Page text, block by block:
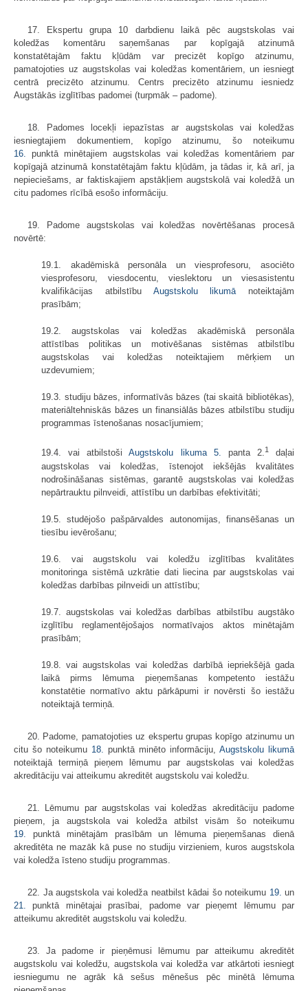
17. Ekspertu grupa 10 darbdienu laikā pēc augstskolas vai
koledžas komentāru saņemšanas par kopīgajā atzinumā
konstatētajām faktu kļūdām var precizēt kopīgo atzinumu,
pamatojoties uz augstskolas vai koledžas komentāriem, un iesniegt
centrā precizēto atzinumu. Centrs precizēto atzinumu iesniedz
Augstākās izglītības padomei (turpmāk – padome).
18. Padomes locekļi iepazīstas ar augstskolas vai koledžas
iesniegtajiem dokumentiem, kopīgo atzinumu, šo noteikumu
16. punktā minētajiem augstskolas vai koledžas komentāriem par
kopīgajā atzinumā konstatētajām faktu kļūdām, ja tādas ir, kā arī, ja
nepieciešams, ar faktiskajiem apstākļiem augstskolā vai koledžā un
citu padomes rīcībā esošo informāciju.
19. Padome augstskolas vai koledžas novērtēšanas procesā
novērtē:
19.1. akadēmiskā personāla un viesprofesoru, asociēto
viesprofesoru, viesdocentu, vieslektoru un viesasistentu
kvalifikācijas atbilstību Augstskolu likumānoteiktajām
prasībām;
19.2. augstskolas vai koledžas akadēmiskā personāla
attīstības politikas un motivēšanas sistēmas atbilstību
augstskolas vai koledžas noteiktajiem mērķiem un
uzdevumiem;
19.3. studiju bāzes, informatīvās bāzes (tai skaitā bibliotēkas),
materiāltehniskās bāzes un finansiālās bāzes atbilstību studiju
programmas īstenošanas nosacījumiem;
19.4. vai atbilstošiAugstskolu likuma 5. panta 2.1 daļai
augstskolas vai koledžas, īstenojot iekšējās kvalitātes
nodrošināšanas sistēmas, garantē augstskolas vai koledžas
nepārtrauktu pilnveidi, attīstību un darbības efektivitāti;
19.5. studējošo pašpārvaldes autonomijas, finansēšanas un
tiesību ievērošanu;
19.6. vai augstskolu vai koledžu izglītības kvalitātes
monitoringa sistēmā uzkrātie dati liecina par augstskolas vai
koledžas darbības pilnveidi un attīstību;
19.7. augstskolas vai koledžas darbības atbilstību augstāko
izglītību reglamentējošajos normatīvajos aktos minētajām
prasībām;
19.8. vai augstskolas vai koledžas darbībā iepriekšējā gada
laikā pirms lēmuma pieņemšanas kompetento iestāžu
konstatētie normatīvo aktu pārkāpumi ir novērsti šo iestāžu
noteiktajā termiņā.
20. Padome, pamatojoties uz ekspertu grupas kopīgo atzinumu un
citu šo noteikumu 18. punktā minēto informāciju, Augstskolu likumā
noteiktajā termiņā pieņem lēmumu par augstskolas vai koledžas
akreditāciju vai atteikumu akreditēt augstskolu vai koledžu.
21. Lēmumu par augstskolas vai koledžas akreditāciju padome
pieņem, ja augstskola vai koledža atbilst visām šo noteikumu
19.
punktā minētajām prasībām un lēmuma pieņemšanas dienā
akreditēta ne mazāk kā puse no studiju virzieniem, kuros augstskola
vai koledža īsteno studiju programmas.
22. Ja augstskola vai koledža neatbilst kādai šo noteikumu 19. un
21.
punktā minētajai prasībai, padome var pieņemt lēmumu par
atteikumu akreditēt augstskolu vai koledžu.
23. Ja padome ir pieņēmusi lēmumu par atteikumu akreditēt
augstskolu vai koledžu, augstskola vai koledža var atkārtoti iesniegt
iesniegumu ne agrāk kā sešus mēnešus pēc minētā lēmuma